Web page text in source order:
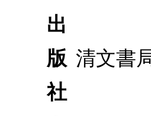
出
版
社
清文書